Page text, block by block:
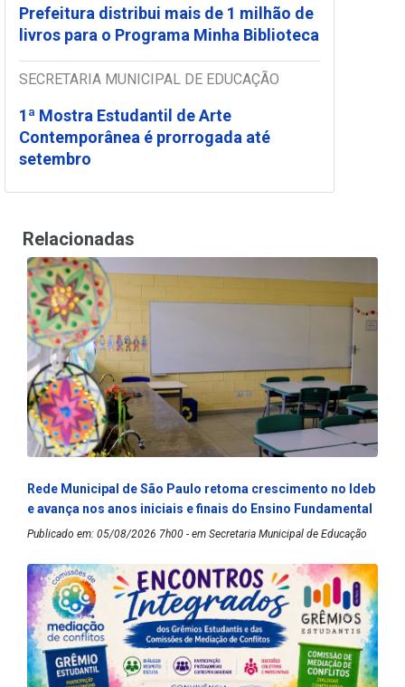
Prefeitura distribui mais de 1 milhão de
livros para o Programa Minha Biblioteca
SECRETARIA MUNICIPAL DE EDUCAÇÃO
1ª Mostra Estudantil de Arte
Contemporânea é prorrogada até
setembro
Relacionadas
Rede Municipal de São Paulo retoma crescimento no Ideb
e avança nos anos iniciais e finais do Ensino Fundamental
Publicado em: 05/08/2026 7h00 - em Secretaria Municipal de Educação